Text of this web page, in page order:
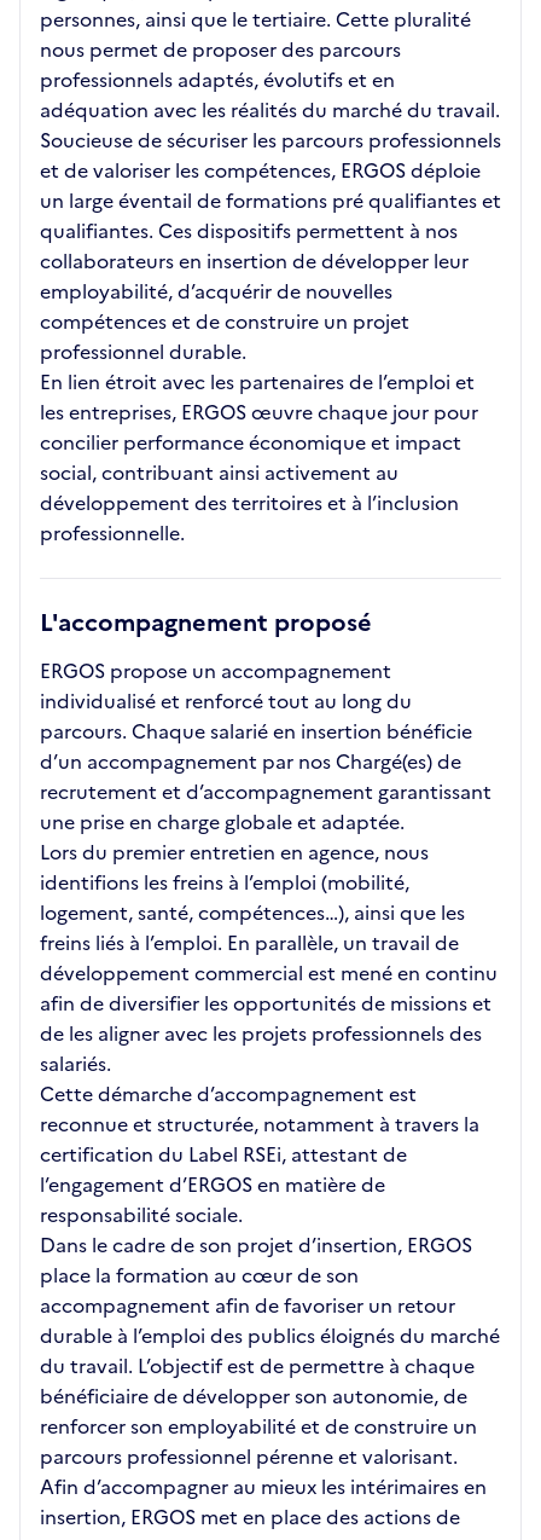
personnes, ainsi que le tertiaire. Cette pluralité
nous permet de proposer des parcours
professionnels adaptés, évolutifs et en
adéquation avec les réalités du marché du travail.
Soucieuse de sécuriser les parcours professionnels
et de valoriser les compétences, ERGOS déploie
un large éventail de formations pré qualifiantes et
qualifiantes. Ces dispositifs permettent à nos
collaborateurs en insertion de développer leur
employabilité, d’acquérir de nouvelles
compétences et de construire un projet
professionnel durable.
En lien étroit avec les partenaires de l’emploi et
les entreprises, ERGOS œuvre chaque jour pour
concilier performance économique et impact
social, contribuant ainsi activement au
développement des territoires et à l’inclusion
professionnelle.
L'accompagnement proposé
ERGOS propose un accompagnement
individualisé et renforcé tout au long du
parcours. Chaque salarié en insertion bénéficie
d’un accompagnement par nos Chargé(es) de
recrutement et d’accompagnement garantissant
une prise en charge globale et adaptée.
Lors du premier entretien en agence, nous
identifions les freins à l’emploi (mobilité,
logement, santé, compétences…), ainsi que les
freins liés à l’emploi. En parallèle, un travail de
développement commercial est mené en continu
afin de diversifier les opportunités de missions et
de les aligner avec les projets professionnels des
salariés.
Cette démarche d’accompagnement est
reconnue et structurée, notamment à travers la
certification du Label RSEi, attestant de
l’engagement d’ERGOS en matière de
responsabilité sociale.
Dans le cadre de son projet d’insertion, ERGOS
place la formation au cœur de son
accompagnement afin de favoriser un retour
durable à l’emploi des publics éloignés du marché
du travail. L’objectif est de permettre à chaque
bénéficiaire de développer son autonomie, de
renforcer son employabilité et de construire un
parcours professionnel pérenne et valorisant.
Afin d’accompagner au mieux les intérimaires en
insertion, ERGOS met en place des actions de